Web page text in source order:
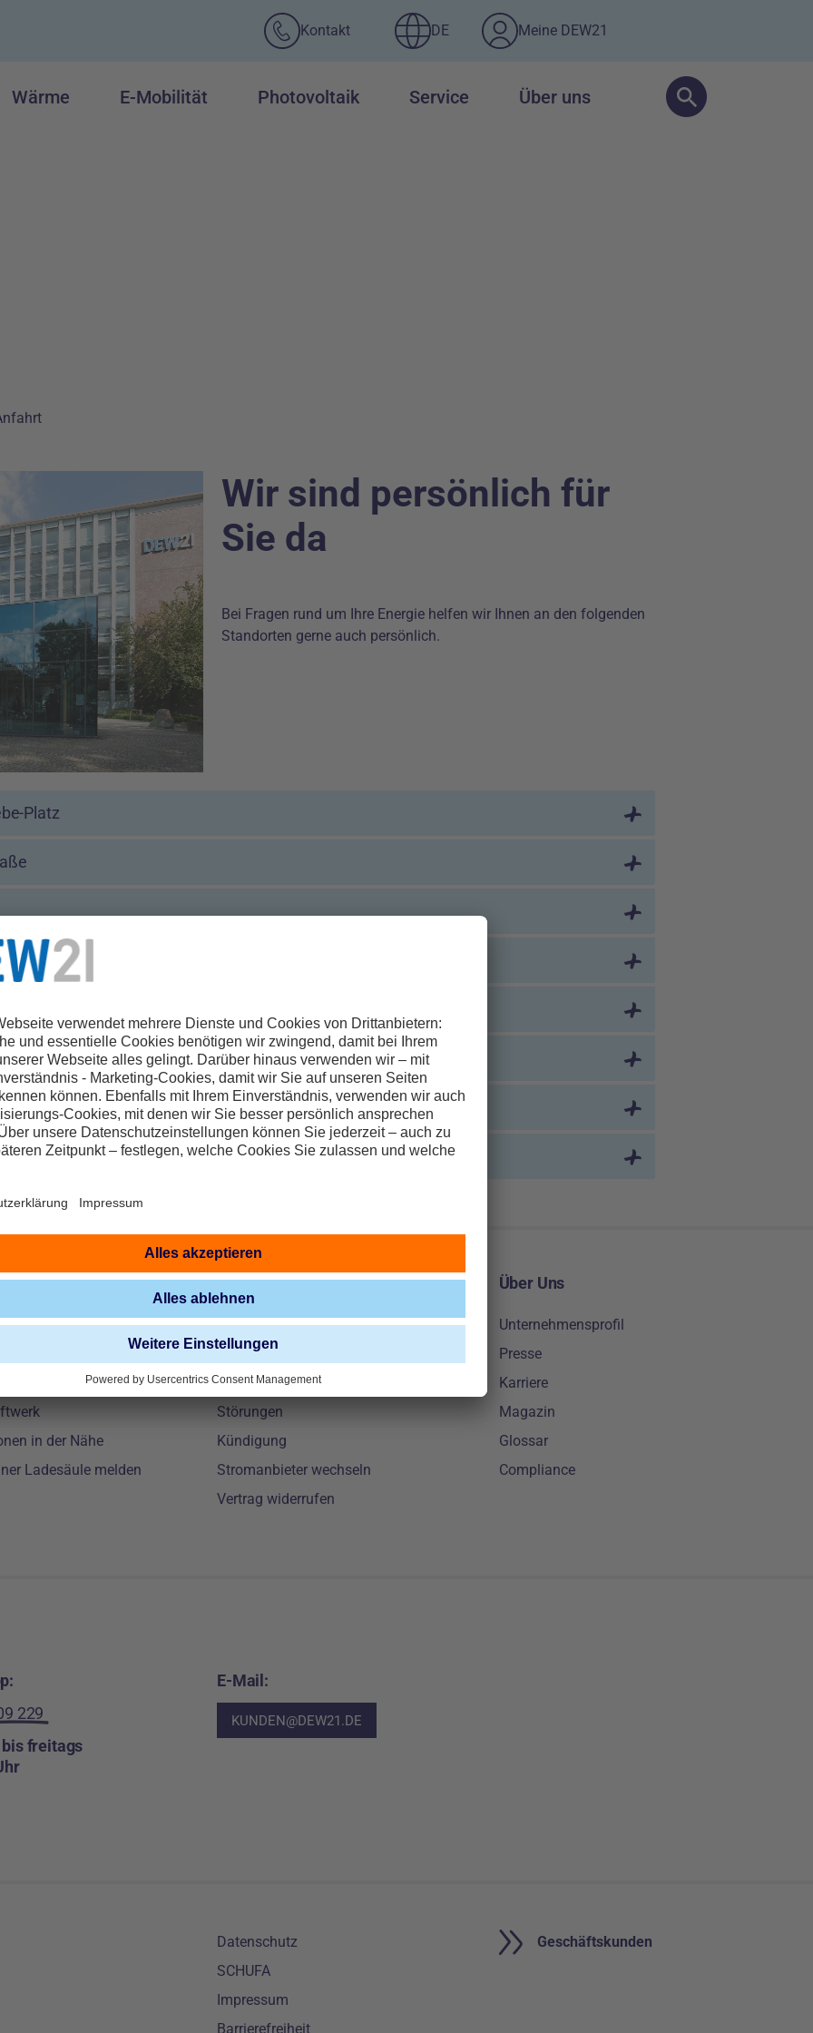
Kontakt DE Meine DEW21
Wärme E-Mobilität Photovoltaik Service Über uns
Wir sind persönlich für
Sie da
Bei Fragen rund um Ihre Energie helfen wir Ihnen an den folgenden
Standorten gerne auch persönlich.
Platz
in der Nähe
Ladesäule melden
Service
Zählerstand melden
Zahlungsschwierigkeiten
Beschwerde
Störungen
Kündigung
Stromanbieter wechseln
Vertrag widerrufen
Über Uns
Unternehmensprofil
Presse
Karriere
Magazin
Glossar
Compliance
229
freitags
E-Mail:
KUNDEN@DEW21.DE
Meta-Navigation
Datenschutz
SCHUFA
Impressum
Barrierefreiheit
Geschäftsbereiche
Geschäftskunden